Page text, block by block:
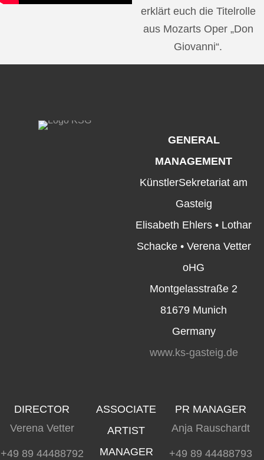
erklärt euch die Titelrolle
aus Mozarts Oper „Don
Giovanni“.
GENERAL
MANAGEMENT
KünstlerSekretariat am
Gasteig
Elisabeth Ehlers • Lothar
Schacke • Verena Vetter
oHG
Montgelasstraße 2
81679 Munich
Germany
www.ks-gasteig.de
DIRECTOR
Verena Vetter
+49 89 44488792
ASSOCIATE
ARTIST
MANAGER
PR MANAGER
Anja Rauschardt
+49 89 44488793